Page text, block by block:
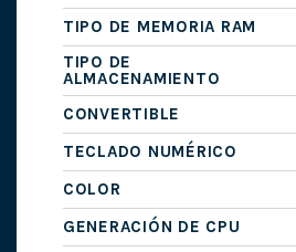
TIPO DE MEMORIA RAM
TIPO DE
ALMACENAMIENTO
CONVERTIBLE
TECLADO NUMÉRICO
COLOR
GENERACIÓN DE CPU